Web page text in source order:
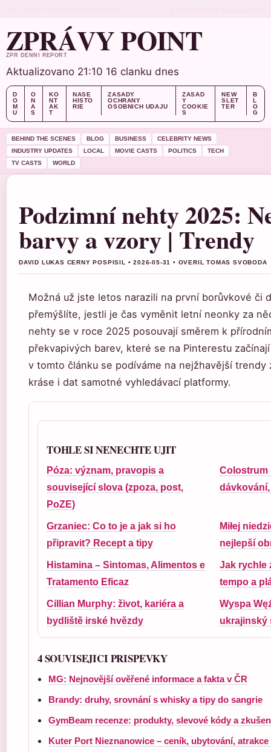
ZPRÁVY POINT
ZPR DENNI REPORT
Aktualizovano 21:10 16 clanku dnes
D
O
M
U
O
N
A
S
KO
NT
AK
T
NASE
HISTO
RIE
ZASADY
OCHRANY
OSOBNICH UDAJU
ZASAD
Y
COOKIE
S
NEW
SLET
TER
B
L
O
G
BEHIND THE SCENES BLOG BUSINESS
CELEBRITY NEWS
INDUSTRY UPDATES
LOCAL MOVIE CASTS POLITICS
TECH
TV CASTS
WORLD
Podzimní nehty 2025:
barvy a vzory | Trendy
DAVID LUKAS CERNY POSPISIL • 2026-05-31 • OVERIL TOMAS SVOBODA
Možná už jste letos narazili na první borůvkové či
přemýšlíte, jestli je čas vyměnit letní neonky za
nehty se v roce 2025 posouvají směrem k
překvapivých barev, které se na Pinterestu
v tomto článku se podíváme na nejžhavější
kráse i dat samotné vyhledávací platformy.
TOHLE SI NENECHTE UJIT
Póza: význam, pravopis a
související slova (zpoza, post,
PoZE)
Colostrum
Grzaniec: Co to je a jak si ho
připravit? Recept a tipy
Miłej
nejlepší
Histamina – Sintomas, Alimentos e
Tratamento Eficaz
Jak rychle
tempo a
Cillian Murphy: život, kariéra a
bydliště irské hvězdy
Wyspa
ukrajinský
4 SOUVISEJICI PRISPEVKY
MG: Nejnovější ověřené informace a fakta v ČR
Brandy: druhy, srovnání s whisky a tipy do sangrie
GymBeam recenze: produkty, slevové kódy a
Kuter Port Nieznanowice – ceník, ubytování,